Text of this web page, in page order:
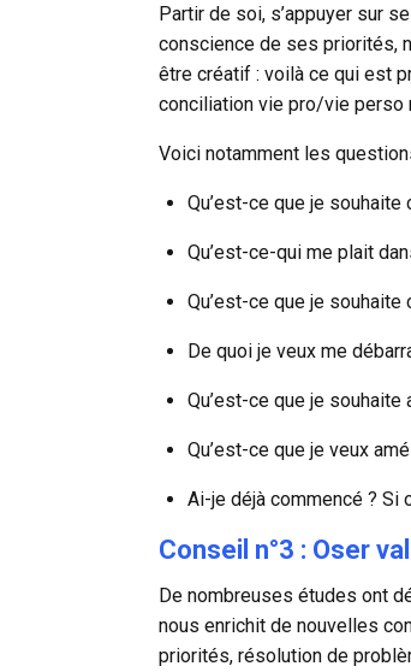
Partir de soi, s’appuyer sur
conscience de ses priorités,
être créatif : voilà ce qui est
conciliation vie pro/vie perso
Voici notamment les
Qu’est-ce que je souhaite
Qu’est-ce-qui me plait
Qu’est-ce que je souhaite
De quoi je veux me
Qu’est-ce que je souhaite
Qu’est-ce que je veux
Ai-je déjà commencé ? Si
Conseil n°3 : Oser
De nombreuses études ont
nous enrichit de nouvelles
priorités, résolution de